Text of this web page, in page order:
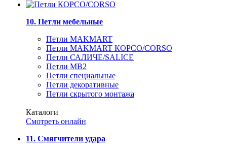
10. Петли мебельные
Петли MAKMART
Петли MAKMART КОРСО/CORSO
Петли САЛИЧЕ/SALICE
Петли MB2
Петли специальные
Петли декоративные
Петли скрытого монтажа
Каталоги
Смотреть онлайн
11. Смягчители удара